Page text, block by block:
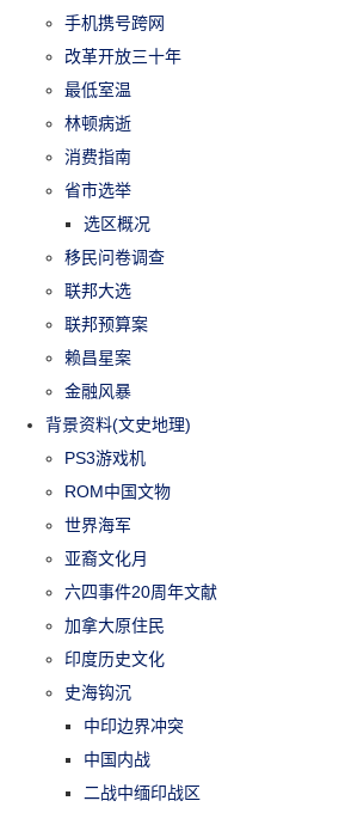
手机携号跨网
改革开放三十年
最低室温
林顿病逝
消费指南
省市选举
选区概况
移民问卷调查
联邦大选
联邦预算案
赖昌星案
金融风暴
背景资料(文史地理)
PS3游戏机
ROM中国文物
世界海军
亚裔文化月
六四事件20周年文献
加拿大原住民
印度历史文化
史海钩沉
中印边界冲突
中国内战
二战中缅印战区